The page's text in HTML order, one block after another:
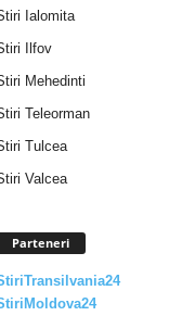
Ialomita
Ilfov
Mehedinti
Teleorman
Tulcea
Valcea
Parteneri